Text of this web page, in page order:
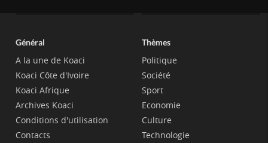
Général
A la une de Koaci
Koaci Côte d'Ivoire
Koaci Afrique
Archives Koaci
Conditions d'utilisation
Contacts
Thèmes
Politique
Société
Sport
Economie
Culture
Technologie